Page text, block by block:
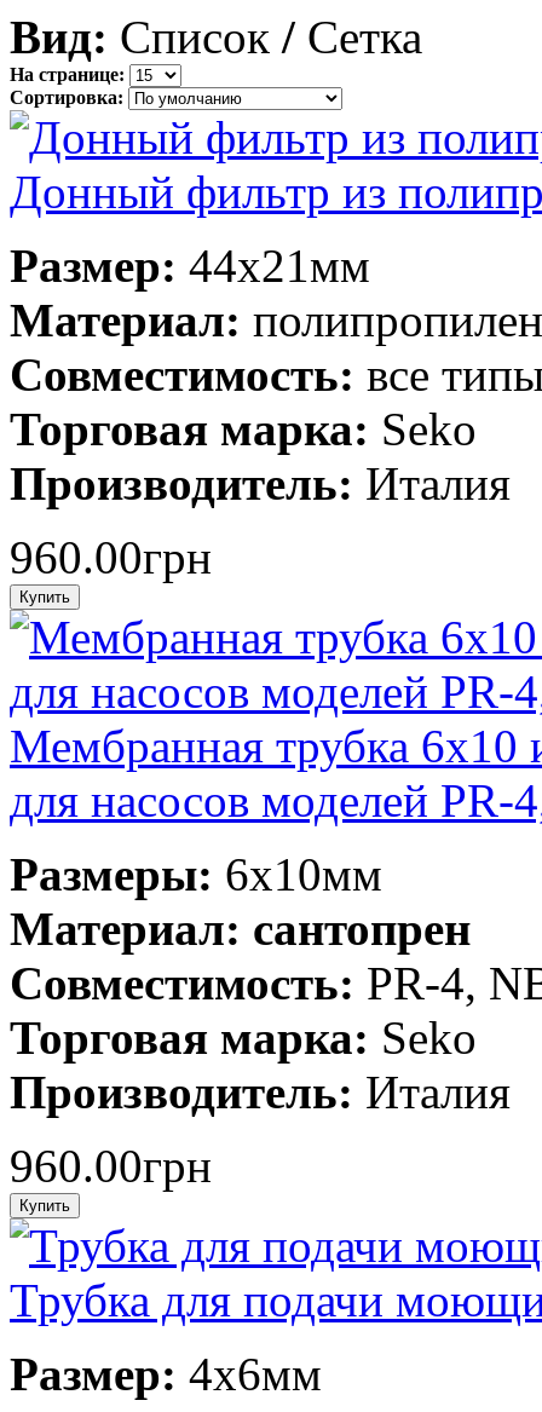
Вид: Список / Сетка
На странице:
Сортировка:
Донный фильтр из
Размер: 44х21мм
Материал:
Совместимость: все
Торговая марка: Seko
Производитель: Италия
960.00грн
Мембранная трубка 6x10
для насосов моделей
Размеры: 6x10мм
Материал: сантопрен
Совместимость: PR-4,
Торговая марка: Seko
Производитель: Италия
960.00грн
Трубка для подачи
Размер: 4х6мм